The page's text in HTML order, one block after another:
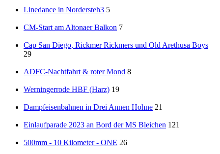
Linedance in Nordersteh3 5
CM-Start am Altonaer Balkon 7
Cap San Diego, Rickmer Rickmers und Old Arethusa Boys
29
ADFC-Nachtfahrt & roter Mond 8
Werningerrode HBF (Harz) 19
Dampfeisenbahnen in Drei Annen Hohne 21
Einlaufparade 2023 an Bord der MS Bleichen 121
500mm - 10 Kilometer - ONE 26